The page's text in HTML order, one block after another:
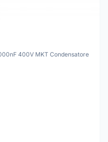
400V MKT Condensatore